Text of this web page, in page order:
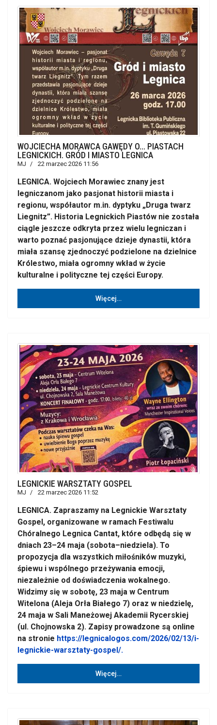
WOJCIECHA MORAWCA GAWĘDY O… PIASTACH
LEGNICKICH. GRÓD I MIASTO LEGNICA
MJ 22 marzec 2026 11:56
LEGNICA. Wojciech Morawiec znany jest
legniczanom jako pasjonat historii miasta i
regionu, współautor m.in. dyptyku „Druga twarz
Liegnitz”. Historia Legnickich Piastów nie została
ciągle jeszcze odkryta przez wielu legniczan i
warto poznać pasjonujące dzieje dynastii, która
miała szansę zjednoczyć podzielone na dzielnice
Królestwo, miała ogromny wkład w życie
kulturalne i polityczne tej części Europy.
Więcej…
LEGNICKIE WARSZTATY GOSPEL
MJ 22 marzec 2026 11:52
LEGNICA. Zapraszamy na Legnickie Warsztaty
Gospel, organizowane w ramach Festiwalu
Chóralnego Legnica Cantat, które odbędą się w
dniach 23–24 maja (sobota–niedziela). To
propozycja dla wszystkich miłośników muzyki,
śpiewu i wspólnego przeżywania emocji,
niezależnie od doświadczenia wokalnego.
Widzimy się w sobotę, 23 maja w Centrum
Witelona (Aleja Orła Białego 7) oraz w niedzielę,
24 maja w Sali Maneżowej Akademii Rycerskiej
(ul. Chojnowska 2). Zapisy prowadzone są online
na stronie https://legnicalogos.com/2026/02/13/i-
legnickie-warsztaty-gospel/.
Więcej…